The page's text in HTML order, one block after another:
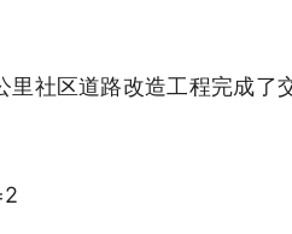
里社区道路改造工程完成了